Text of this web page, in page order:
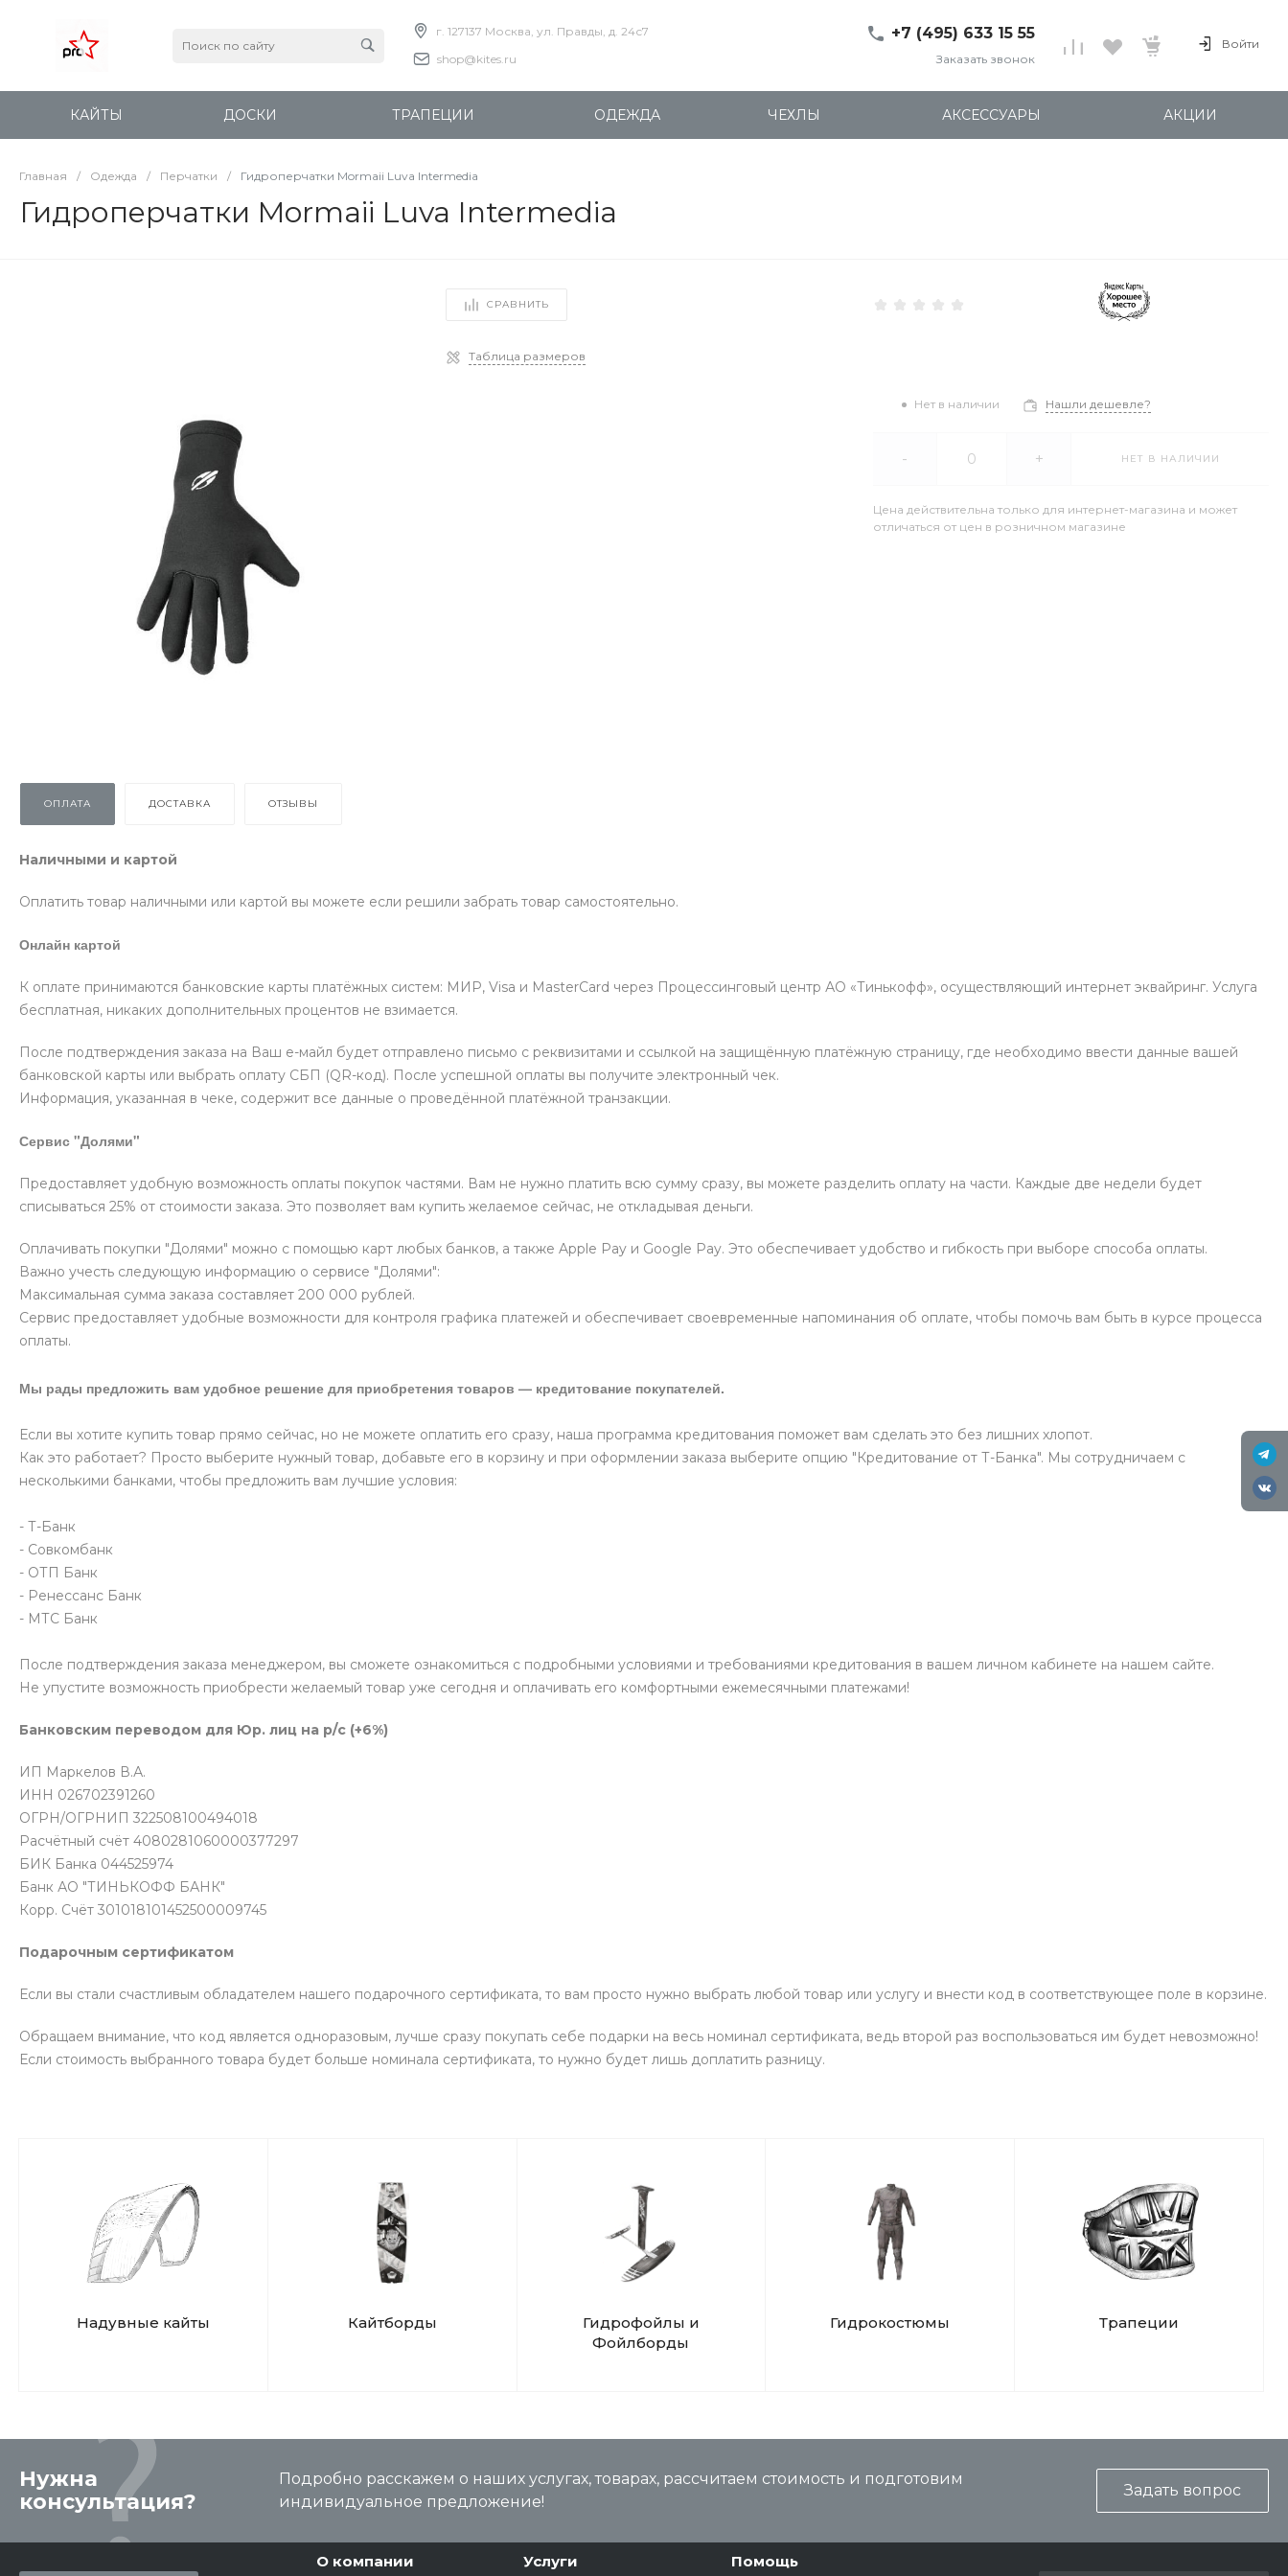
г. 127137 Москва, ул. Правды, д. 24с7
shop@kites.ru
+7 (495) 633 15 55
Правды, д. 24с7
Пн-Пт: 11:00-20:00
Заказать звонок
Войти
КАЙТЫ ДОСКИ ТРАПЕЦИИ ОДЕЖДА ЧЕХЛЫ АКСЕССУАРЫ АКЦИИ
Главная / Одежда / Перчатки / Гидроперчатки Mormaii Luva Intermedia
Гидроперчатки Mormaii Luva Intermedia
СРАВНИТЬ
Таблица размеров
Нет в наличии Нашли дешевле?
- + НЕТ В НАЛИЧИИ
Цена действительна только для интернет-магазина и может
отличаться от цен в розничном магазине
ОПЛАТА ДОСТАВКА ОТЗЫВЫ
Наличными и картой
Оплатить товар наличными или картой вы можете если решили забрать товар самостоятельно.
Онлайн картой
К оплате принимаются банковские карты платёжных систем: МИР, Visa и MasterCard через Процессинговый центр АО «Тинькофф», осуществляющий интернет эквайринг. Услуга
бесплатная, никаких дополнительных процентов не взимается.
После подтверждения заказа на Ваш е-майл будет отправлено письмо с реквизитами и ссылкой на защищённую платёжную страницу, где необходимо ввести данные вашей
банковской карты или выбрать оплату СБП (QR-код). После успешной оплаты вы получите электронный чек.
Информация, указанная в чеке, содержит все данные о проведённой платёжной транзакции.
Сервис "Долями"
Предоставляет удобную возможность оплаты покупок частями. Вам не нужно платить всю сумму сразу, вы можете разделить оплату на части. Каждые две недели будет
списываться 25% от стоимости заказа. Это позволяет вам купить желаемое сейчас, не откладывая деньги.
Оплачивать покупки "Долями" можно с помощью карт любых банков, а также Apple Pay и Google Pay. Это обеспечивает удобство и гибкость при выборе способа оплаты.
Важно учесть следующую информацию о сервисе "Долями":
Максимальная сумма заказа составляет 200 000 рублей.
Сервис предоставляет удобные возможности для контроля графика платежей и обеспечивает своевременные напоминания об оплате, чтобы помочь вам быть в курсе процесса
оплаты.
Мы рады предложить вам удобное решение для приобретения товаров — кредитование покупателей.
Если вы хотите купить товар прямо сейчас, но не можете оплатить его сразу, наша программа кредитования поможет вам сделать это без лишних хлопот.
Как это работает? Просто выберите нужный товар, добавьте его в корзину и при оформлении заказа выберите опцию "Кредитование от Т-Банка". Мы сотрудничаем с
несколькими банками, чтобы предложить вам лучшие условия:
- Т-Банк
- Совкомбанк
- ОТП Банк
- Ренессанс Банк
- МТС Банк
После подтверждения заказа менеджером, вы сможете ознакомиться с подробными условиями и требованиями кредитования в вашем личном кабинете на нашем сайте.
Не упустите возможность приобрести желаемый товар уже сегодня и оплачивать его комфортными ежемесячными платежами!
Банковским переводом для Юр. лиц на р/с (+6%)
ИП Маркелов В.А.
ИНН 026702391260
ОГРН/ОГРНИП 322508100494018
Расчётный счёт 4080281060000377297
БИК Банка 044525974
Банк АО "ТИНЬКОФФ БАНК"
Корр. Счёт 301018101452500009745
Подарочным сертификатом
Если вы стали счастливым обладателем нашего подарочного сертификата, то вам просто нужно выбрать любой товар или услугу и внести код в соответствующее поле в корзине.
Обращаем внимание, что код является одноразовым, лучше сразу покупать себе подарки на весь номинал сертификата, ведь второй раз воспользоваться им будет невозможно!
Если стоимость выбранного товара будет больше номинала сертификата, то нужно будет лишь доплатить разницу.
Надувные кайты Кайтборды
Гидрофойлы и
Фойлборды
Гидрокостюмы Трапеции
Нужна
консультация?
Подробно расскажем о наших услугах, товарах, рассчитаем стоимость и подготовим
индивидуальное предложение!
Задать вопрос
О компании Услуги Помощь